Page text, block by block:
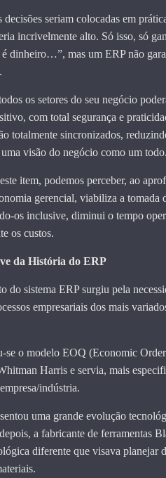
decisões seriam colocadas em
incrivelmente alto. Só isso, só
dinheiro…”, mas um ERP não
os setores do seu negócio
com total segurança e
totalmente sincronizados,
visão do negócio como um todo.
item, podemos perceber, ao
gerencial, viabiliza a tomada
os inclusive, diminui o tempo
os custos.
da História do ERP
do sistema ERP surgiu pela
empresariais dos mais
se o modelo EOQ (Economic
Harris e servia, mais
indústria.
uma grande evolução
a fabricante de ferramentas
diferente que visava planejar